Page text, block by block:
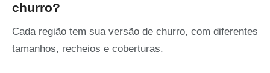
churro?
Cada região tem sua versão de churro, com diferentes
tamanhos, recheios e coberturas.